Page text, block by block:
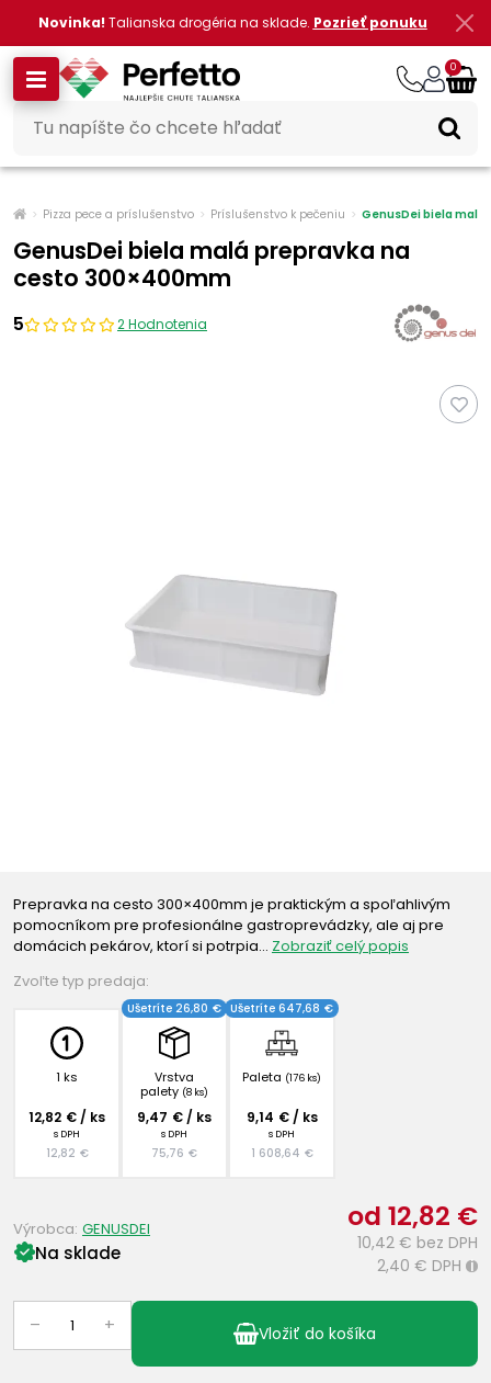
Novinka! Talianska drogéria na sklade. Pozrieť ponuku
0
Pizza pece a príslušenstvo Príslušenstvo k pečeniu GenusDei biela
GenusDei biela malá prepravka na
cesto 300×400mm
5 2 Hodnotenia
Prepravka na cesto 300×400mm je praktickým a spoľahlivým
pomocníkom pre profesionálne gastroprevádzky, ale aj pre
domácich pekárov, ktorí si potrpia… Zobraziť celý popis
Zvoľte typ predaja:
1 ks
12,82 € / ks
s DPH
12,82 €
Vrstva
palety (8 ks)
Ušetríte 26,80 €
9,47 € / ks
s DPH
75,76 €
Paleta (176 ks)
Ušetríte 647,68 €
9,14 € / ks
s DPH
1 608,64 €
od 12,82 €
10,42 € bez DPH
2,40 € DPH i
Na sklade
Výrobca: GENUSDEI
– + Vložiť do košíka